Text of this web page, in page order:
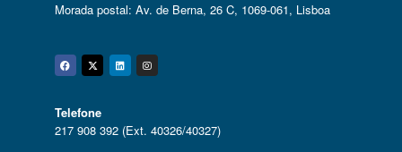
Morada postal: Av. de Berna, 26 C, 1069-061, Lisboa
Facebook
Twitter
Linkedin
Instagram
Telefone
217 908 392 (Ext. 40326/40327)